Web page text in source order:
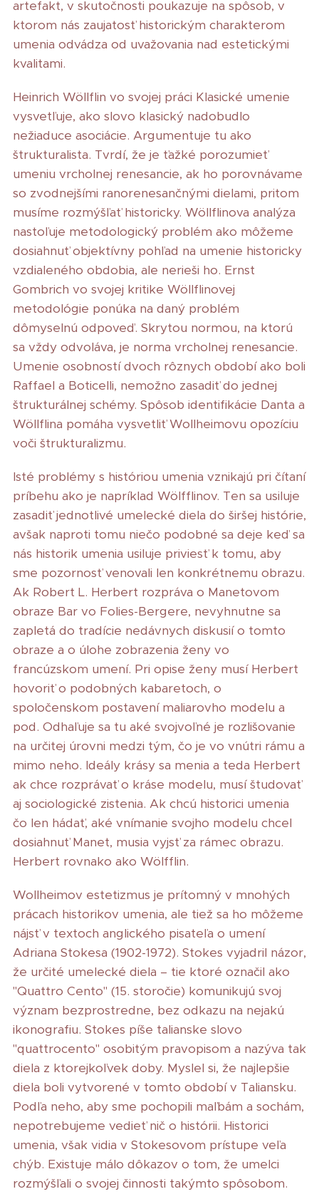
artefakt, v skutočnosti poukazuje na spôsob, v
ktorom nás zaujatosť historickým charakterom
umenia odvádza od uvažovania nad estetickými
kvalitami.
Heinrich Wöllflin vo svojej práci Klasické umenie
vysvetľuje, ako slovo klasický nadobudlo
nežiaduce asociácie. Argumentuje tu ako
štrukturalista. Tvrdí, že je ťažké porozumieť
umeniu vrcholnej renesancie, ak ho porovnávame
so zvodnejšími ranorenesančnými dielami, pritom
musíme rozmýšľať historicky. Wöllflinova analýza
nastoľuje metodologický problém ako môžeme
dosiahnuť objektívny pohľad na umenie historicky
vzdialeného obdobia, ale nerieši ho. Ernst
Gombrich vo svojej kritike Wöllflinovej
metodológie ponúka na daný problém
dômyselnú odpoveď. Skrytou normou, na ktorú
sa vždy odvoláva, je norma vrcholnej renesancie.
Umenie osobností dvoch rôznych období ako boli
Raffael a Boticelli, nemožno zasadiť do jednej
štrukturálnej schémy. Spôsob identifikácie Danta a
Wöllflina pomáha vysvetliť Wollheimovu opozíciu
voči štrukturalizmu.
Isté problémy s históriou umenia vznikajú pri čítaní
príbehu ako je napríklad Wölfflinov. Ten sa usiluje
zasadiť jednotlivé umelecké diela do širšej histórie,
avšak naproti tomu niečo podobné sa deje keď sa
nás historik umenia usiluje priviesť k tomu, aby
sme pozornosť venovali len konkrétnemu obrazu.
Ak Robert L. Herbert rozpráva o Manetovom
obraze Bar vo Folies-Bergere, nevyhnutne sa
zapletá do tradície nedávnych diskusií o tomto
obraze a o úlohe zobrazenia ženy vo
francúzskom umení. Pri opise ženy musí Herbert
hovoriť o podobných kabaretoch, o
spoločenskom postavení maliarovho modelu a
pod. Odhaľuje sa tu aké svojvoľné je rozlišovanie
na určitej úrovni medzi tým, čo je vo vnútri rámu a
mimo neho. Ideály krásy sa menia a teda Herbert
ak chce rozprávať o kráse modelu, musí študovať
aj sociologické zistenia. Ak chcú historici umenia
čo len hádať, aké vnímanie svojho modelu chcel
dosiahnuť Manet, musia vyjsť za rámec obrazu.
Herbert rovnako ako Wölfflin.
Wollheimov estetizmus je prítomný v mnohých
prácach historikov umenia, ale tiež sa ho môžeme
nájsť v textoch anglického pisateľa o umení
Adriana Stokesa (1902-1972). Stokes vyjadril názor,
že určité umelecké diela – tie ktoré označil ako
"Quattro Cento" (15. storočie) komunikujú svoj
význam bezprostredne, bez odkazu na nejakú
ikonografiu. Stokes píše talianske slovo
"quattrocento" osobitým pravopisom a nazýva tak
diela z ktorejkoľvek doby. Myslel si, že najlepšie
diela boli vytvorené v tomto období v Taliansku.
Podľa neho, aby sme pochopili maľbám a sochám,
nepotrebujeme vedieť nič o histórii. Historici
umenia, však vidia v Stokesovom prístupe veľa
chýb. Existuje málo dôkazov o tom, že umelci
rozmýšľali o svojej činnosti takýmto spôsobom.